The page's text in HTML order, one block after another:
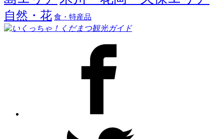
自然・花 食・特産品